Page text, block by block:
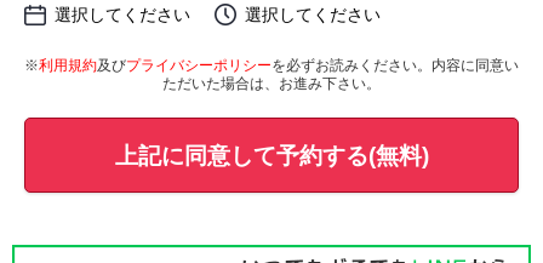
選択してください
選択してください
※利用規約及びプライバシーポリシーを必ずお読みください。内容に同意い
ただいた場合は、お進み下さい。
上記に同意して予約する(無料)